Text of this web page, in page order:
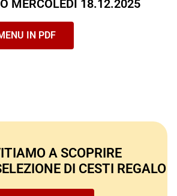
MERCOLEDÌ 18.12.2025
IN PDF
A SCOPRIRE
DI CESTI REGALO